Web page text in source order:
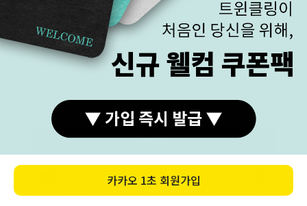
구매하기
주문 상품 발송 시 A/S 신청서를 같이 동봉하여 발송해 드
립니다.
A/S 신청서에 기재되어 있는 내용을 참고하여 해당 금액
과 함께 동봉해서 보내주시면 됩니다.
*100만 원 이상 고가 상품인 경우, 보험 가입 후 보내주시
주의사항 금 상품의 특성상 무른 성질을 가지고 있습니다.
유의하여 사용해 주세요.
이러한 변경은 기간과 횟수에 상관없이 무상으로 A/S가
가능합니다.(왕복 택배비 본인 부담)
*화이트 골드는 제작 후 마무리 단계에 도금이 들어가게
카카오 1초 회원가입